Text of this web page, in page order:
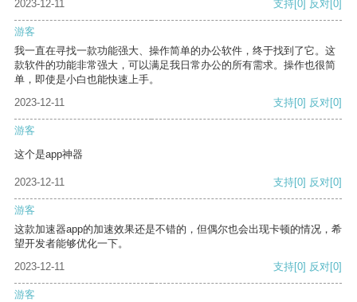
2023-12-11 支持 [0] 反对 [0]
游客
我一直在寻找一款功能强大、操作简单的办公软件，终于找到了它。这
款软件的功能非常强大，可以满足我日常办公的所有需求。操作也很简
单，即使是小白也能快速上手。
2023-12-11
支持[0] 反对[0]
游客
这个是app神器
2023-12-11 支持[0] 反对[0]
游客
这款加速器app的加速效果还是不错的，但偶尔也会出现卡顿的情况，希
望开发者能够优化一下。
2023-12-11
支持[0] 反对[0]
游客